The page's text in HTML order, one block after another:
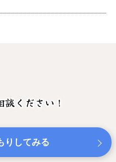
ください！
りしてみる